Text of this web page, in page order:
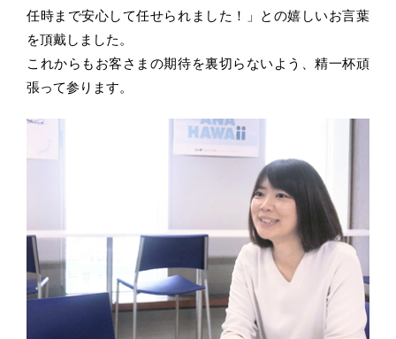
任時まで安心して任せられました！」との嬉しいお言葉
を頂戴しました。
これからもお客さまの期待を裏切らないよう、精一杯頑
張って参ります。